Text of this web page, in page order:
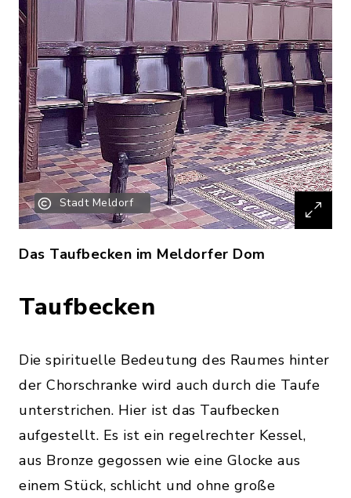
Stadt Meldorf
Das Taufbecken im Meldorfer Dom
Taufbecken
Die spirituelle Bedeutung des Raumes hinter
der Chorschranke wird auch durch die Taufe
unterstrichen. Hier ist das Taufbecken
aufgestellt. Es ist ein regelrechter Kessel,
aus Bronze gegossen wie eine Glocke aus
einem Stück, schlicht und ohne große